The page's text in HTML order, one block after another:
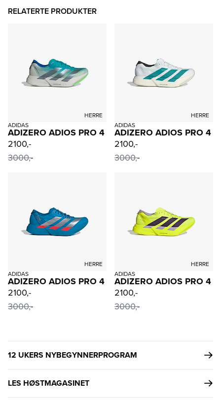
RELATERTE PRODUKTER
HERRE
ADIDAS
ADIZERO ADIOS PRO 4
2100,-
3000,-
HERRE
ADIDAS
ADIZERO ADIOS PRO 4
2100,-
3000,-
HERRE
ADIDAS
ADIZERO ADIOS PRO 4
2100,-
3000,-
HERRE
ADIDAS
ADIZERO ADIOS PRO 4
2100,-
3000,-
12 UKERS NYBEGYNNERPROGRAM
LES HØSTMAGASINET